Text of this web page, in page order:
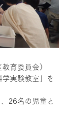
育委員会）
実験教室」を
26名の児童と